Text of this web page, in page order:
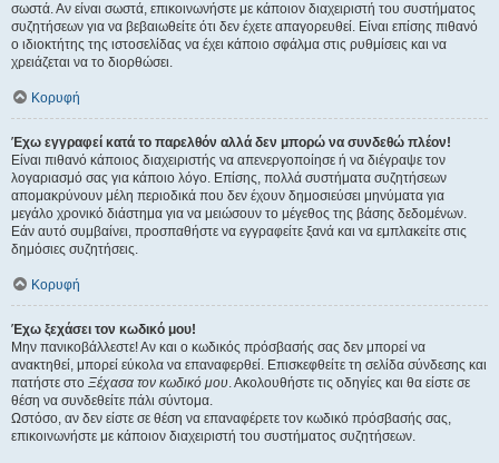
σωστά. Αν είναι σωστά, επικοινωνήστε με κάποιον διαχειριστή του συστήματος
συζητήσεων για να βεβαιωθείτε ότι δεν έχετε απαγορευθεί. Είναι επίσης πιθανό
ο ιδιοκτήτης της ιστοσελίδας να έχει κάποιο σφάλμα στις ρυθμίσεις και να
χρειάζεται να το διορθώσει.
Κορυφή
Έχω εγγραφεί κατά το παρελθόν αλλά δεν μπορώ να συνδεθώ πλέον!
Είναι πιθανό κάποιος διαχειριστής να απενεργοποίησε ή να διέγραψε τον
λογαριασμό σας για κάποιο λόγο. Επίσης, πολλά συστήματα συζητήσεων
απομακρύνουν μέλη περιοδικά που δεν έχουν δημοσιεύσει μηνύματα για
μεγάλο χρονικό διάστημα για να μειώσουν το μέγεθος της βάσης δεδομένων.
Εάν αυτό συμβαίνει, προσπαθήστε να εγγραφείτε ξανά και να εμπλακείτε στις
δημόσιες συζητήσεις.
Κορυφή
Έχω ξεχάσει τον κωδικό μου!
Μην πανικοβάλλεστε! Αν και ο κωδικός πρόσβασής σας δεν μπορεί να
ανακτηθεί, μπορεί εύκολα να επαναφερθεί. Επισκεφθείτε τη σελίδα σύνδεσης και
πατήστε στο Ξέχασα τον κωδικό μου. Ακολουθήστε τις οδηγίες και θα είστε σε
θέση να συνδεθείτε πάλι σύντομα.
Ωστόσο, αν δεν είστε σε θέση να επαναφέρετε τον κωδικό πρόσβασής σας,
επικοινωνήστε με κάποιον διαχειριστή του συστήματος συζητήσεων.